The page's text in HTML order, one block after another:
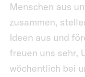
Menschen aus
zusammen,
Ideen aus und
freuen uns sehr,
wöchentlich bei